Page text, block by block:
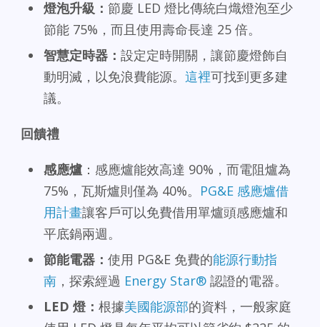
燈泡升級： 節慶 LED 燈比傳統白熾燈泡至少
節能 75%，而且使用壽命長達 25 倍。
智慧定時器： 設定定時開關，讓節慶燈飾自
動明滅，以免浪費能源。 這裡可找到更多建
議。
回饋禮
感應爐 ：感應爐能效高達 90%，而電阻爐為
75%，瓦斯爐則僅為 40%。 PG&E 感應爐借
用計畫讓客戶可以免費借用單爐頭感應爐和
平底鍋兩週。
節能電器： 使用 PG&E 免費的能源行動指
南 ，探索經過 Energy Star® 認證的電器。
LED 燈： 根據美國能源部的資料，一般家庭